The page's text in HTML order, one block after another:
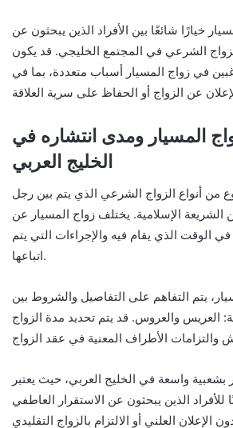
خيارًا شائعًا بين الأفراد الذين يبحثون عن
الشرعي في المجتمع الخليجي. قد يكون
في زواج المسيار أسباب متعددة، بما في
المسيار ومدى انتشاره في
الخليج العربي
من أنواع الزواج الشرعي الذي يتم بين رجل
الشريعة الإسلامية. يختلف زواج المسيار عن
في الوقت الذي يقام فيه والإجراءات التي يتم
اتباعها.
يتم التفاهم على التفاصيل والشروط بين
العريس والعروس. قد يتم تحديد مدة الزواج
بشعبية واسعة في الخليج العربي، حيث يعتبر
للأفراد الذين يبحثون عن الاستقرار العاطفي